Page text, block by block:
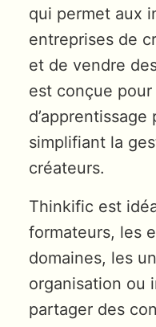
qui permet aux
entreprises de
et de vendre
est conçue
simplifiant la
créateurs.
Thinkific est
formateurs, les
domaines, les
organisation ou
partager des